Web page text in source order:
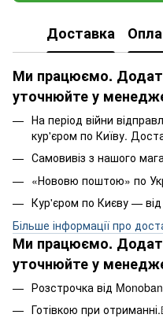
Доставка
Ми працюємо.
уточнюйте у
На період війни
кур'єром по Київу.
Самовивіз з нашого
«Нововю поштою» по
Кур'єром по Києву — від
Більше інформації про
Ми працюємо.
уточнюйте у
Розстрочка від
Готівкою при